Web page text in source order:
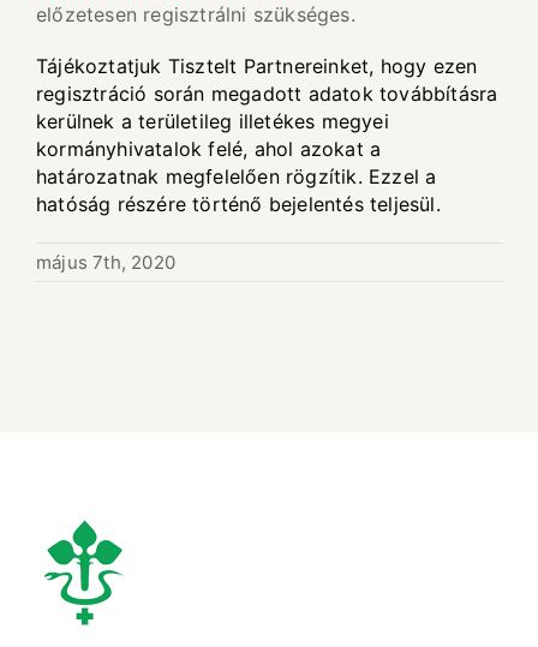
előzetesen regisztrálni szükséges.
Tájékoztatjuk Tisztelt Partnereinket, hogy ezen
regisztráció során megadott adatok továbbításra
kerülnek a területileg illetékes megyei
kormányhivatalok felé, ahol azokat a
határozatnak megfelelően rögzítik. Ezzel a
hatóság részére történő bejelentés teljesül.
május 7th, 2020